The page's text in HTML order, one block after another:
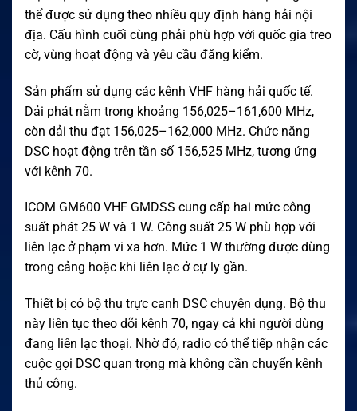
thể được sử dụng theo nhiều quy định hàng hải nội
địa. Cấu hình cuối cùng phải phù hợp với quốc gia treo
cờ, vùng hoạt động và yêu cầu đăng kiểm.
Sản phẩm sử dụng các kênh VHF hàng hải quốc tế.
Dải phát nằm trong khoảng 156,025–161,600 MHz,
còn dải thu đạt 156,025–162,000 MHz. Chức năng
DSC hoạt động trên tần số 156,525 MHz, tương ứng
với kênh 70.
ICOM GM600 VHF GMDSS cung cấp hai mức công
suất phát 25 W và 1 W. Công suất 25 W phù hợp với
liên lạc ở phạm vi xa hơn. Mức 1 W thường được dùng
trong cảng hoặc khi liên lạc ở cự ly gần.
Thiết bị có bộ thu trực canh DSC chuyên dụng. Bộ thu
này liên tục theo dõi kênh 70, ngay cả khi người dùng
đang liên lạc thoại. Nhờ đó, radio có thể tiếp nhận các
cuộc gọi DSC quan trọng mà không cần chuyển kênh
thủ công.